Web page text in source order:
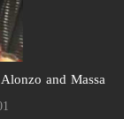
and Massa
01 كانون